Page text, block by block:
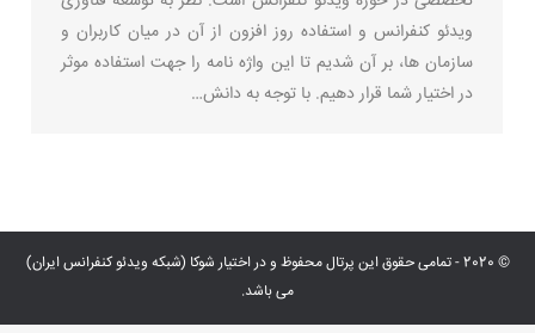
ویدئو کنفرانس و استفاده روز افزون از آن در میان کاربران و
سازمان ها، بر آن شدیم تا این واژه نامه را جهت استفاده موثر
در اختیار شما قرار دهیم. با توجه به دانش…
© 2020 - تمامی حقوق این پرتال محفوظ و در اختیار شوکا (شبکه ویدئو کنفرانس ایران)
می باشد.